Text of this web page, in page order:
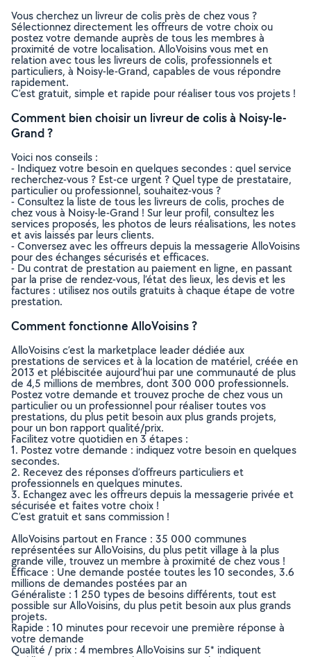
Vous cherchez un livreur de colis près de chez vous ?
Sélectionnez directement les offreurs de votre choix ou
postez votre demande auprès de tous les membres à
proximité de votre localisation. AlloVoisins vous met en
relation avec tous les livreurs de colis, professionnels et
particuliers, à Noisy-le-Grand, capables de vous répondre
rapidement.
C’est gratuit, simple et rapide pour réaliser tous vos projets !
Comment bien choisir un livreur de colis à Noisy-le-
Grand ?
Voici nos conseils :
- Indiquez votre besoin en quelques secondes : quel service
recherchez-vous ? Est-ce urgent ? Quel type de prestataire,
particulier ou professionnel, souhaitez-vous ?
- Consultez la liste de tous les livreurs de colis, proches de
chez vous à Noisy-le-Grand ! Sur leur profil, consultez les
services proposés, les photos de leurs réalisations, les notes
et avis laissés par leurs clients.
- Conversez avec les offreurs depuis la messagerie AlloVoisins
pour des échanges sécurisés et efficaces.
- Du contrat de prestation au paiement en ligne, en passant
par la prise de rendez-vous, l’état des lieux, les devis et les
factures : utilisez nos outils gratuits à chaque étape de votre
prestation.
Comment fonctionne AlloVoisins ?
AlloVoisins c’est la marketplace leader dédiée aux
prestations de services et à la location de matériel, créée en
2013 et plébiscitée aujourd’hui par une communauté de plus
de 4,5 millions de membres, dont 300 000 professionnels.
Postez votre demande et trouvez proche de chez vous un
particulier ou un professionnel pour réaliser toutes vos
prestations, du plus petit besoin aux plus grands projets,
pour un bon rapport qualité/prix.
Facilitez votre quotidien en 3 étapes :
1. Postez votre demande : indiquez votre besoin en quelques
secondes.
2. Recevez des réponses d’offreurs particuliers et
professionnels en quelques minutes.
3. Echangez avec les offreurs depuis la messagerie privée et
sécurisée et faites votre choix !
C’est gratuit et sans commission !
AlloVoisins partout en France : 35 000 communes
représentées sur AlloVoisins, du plus petit village à la plus
grande ville, trouvez un membre à proximité de chez vous !
Efficace : Une demande postée toutes les 10 secondes, 3.6
millions de demandes postées par an
Généraliste : 1 250 types de besoins différents, tout est
possible sur AlloVoisins, du plus petit besoin aux plus grands
projets.
Rapide : 10 minutes pour recevoir une première réponse à
votre demande
Qualité / prix : 4 membres AlloVoisins sur 5* indiquent